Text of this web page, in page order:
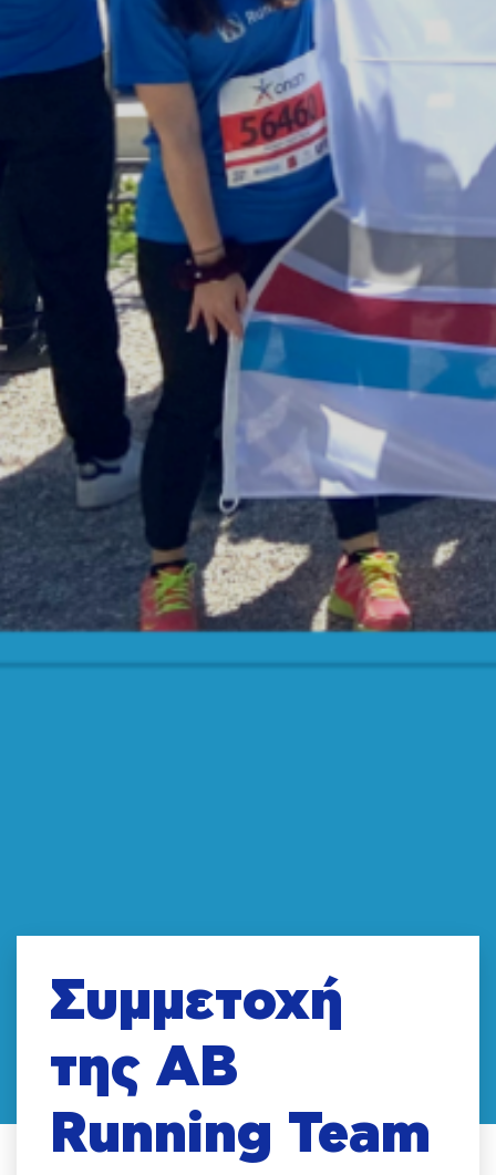
Συμμετοχή
της AB
Running Team